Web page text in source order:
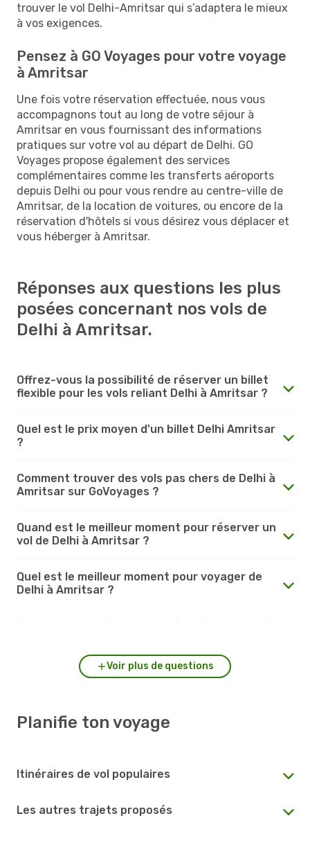
trouver le vol Delhi-Amritsar qui s’adaptera le mieux
à vos exigences.
Pensez à GO Voyages pour votre voyage
à Amritsar
Une fois votre réservation effectuée, nous vous
accompagnons tout au long de votre séjour à
Amritsar en vous fournissant des informations
pratiques sur votre vol au départ de Delhi. GO
Voyages propose également des services
complémentaires comme les transferts aéroports
depuis Delhi ou pour vous rendre au centre-ville de
Amritsar, de la location de voitures, ou encore de la
réservation d'hôtels si vous désirez vous déplacer et
vous héberger à Amritsar.
Réponses aux questions les plus
posées concernant nos vols de
Delhi à Amritsar.
Offrez-vous la possibilité de réserver un billet
flexible pour les vols reliant Delhi à Amritsar ?
Quel est le prix moyen d'un billet Delhi Amritsar
?
Comment trouver des vols pas chers de Delhi à
Amritsar sur GoVoyages ?
Quand est le meilleur moment pour réserver un
vol de Delhi à Amritsar ?
Quel est le meilleur moment pour voyager de
Delhi à Amritsar ?
Voir plus de questions
Planifie ton voyage
Itinéraires de vol populaires
Les autres trajets proposés